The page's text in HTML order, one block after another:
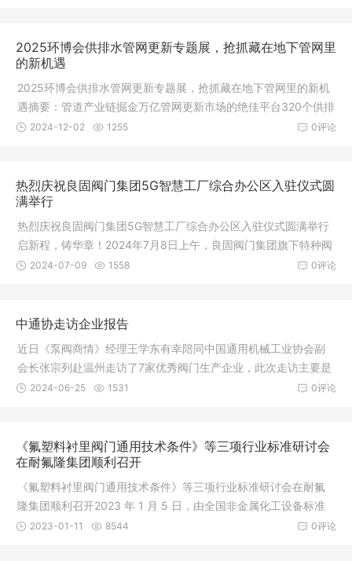
2025环博会供排水管网更新专题展，抢抓藏在地下管网里
的新机遇
2025环博会供排水管网更新专题展，抢抓藏在地下管网里的新机
遇摘要：管道产业链掘金万亿管网更新市场的绝佳平台320个供排
水管网
0评论
2024-12-02 1255
热烈庆祝良固阀门集团5G智慧工厂综合办公区入驻仪式圆
满举行
热烈庆祝良固阀门集团5G智慧工厂综合办公区入驻仪式圆满举行
启新程，铸华章！2024年7月8日上午，良固阀门集团旗下特种阀
5G智慧工
0评论
2024-07-09 1558
中通协走访企业报告
近日《泵阀商情》经理王学东有幸陪同中国通用机械工业协会副
会长张宗列赴温州走访了7家优秀阀门生产企业，此次走访主要是
了解阀
0评论
2024-06-25 1531
《氟塑料衬里阀门通用技术条件》等三项行业标准研讨会
在耐氟隆集团顺利召开
《氟塑料衬里阀门通用技术条件》等三项行业标准研讨会在耐氟
隆集团顺利召开2023 年 1 月 5 日，由全国非金属化工设备标准
化技术
0评论
2023-01-11 8544